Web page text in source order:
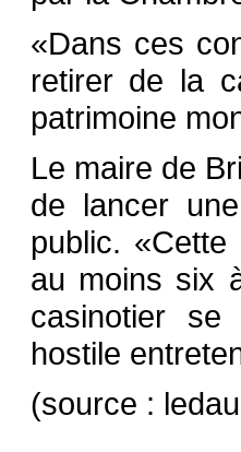
«Dans ces
retirer de la
patrimoine
Le maire de
de lancer
public.
au moins six
casinotier
hostile
(source :